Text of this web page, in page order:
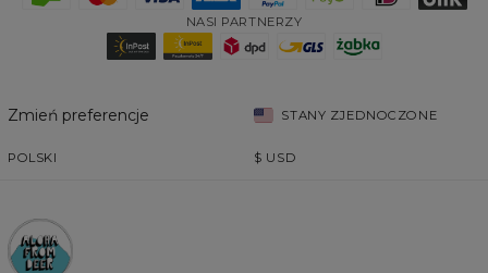
NASI PARTNERZY
Zmień preferencje STANY ZJEDNOCZONE
POLSKI $ USD